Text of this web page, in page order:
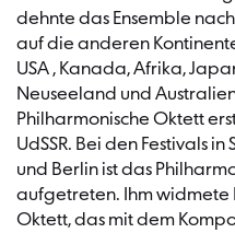
dehnte das Ensemble
auf die anderen
USA , Kanada, Afrika,
Neuseeland und
Philharmonische Oktett
UdSSR. Bei den Festivals
und Berlin ist das
aufgetreten. Ihm widmete
Oktett, das mit dem